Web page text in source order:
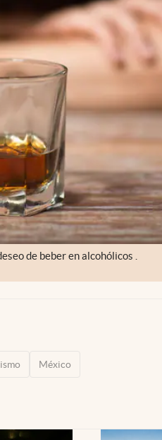
de beber en alcohólicos .
México